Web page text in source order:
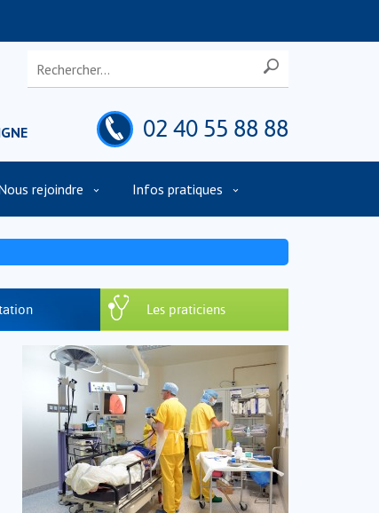
02 40 55 88 88
rejoindre Infos pratiques
Les praticiens